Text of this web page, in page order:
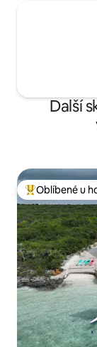
Další
Nejlepší v
Oblíbené u